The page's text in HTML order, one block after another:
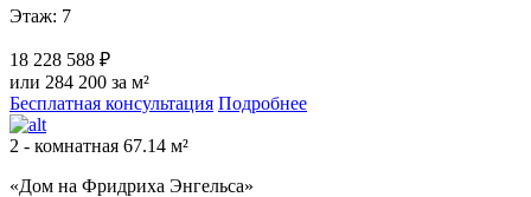
Этаж: 7
18 228 588 ₽
или 284 200 за м²
Бесплатная консультация Подробнее
2 - комнатная 67.14 м²
«Дом на Фридриха Энгельса»